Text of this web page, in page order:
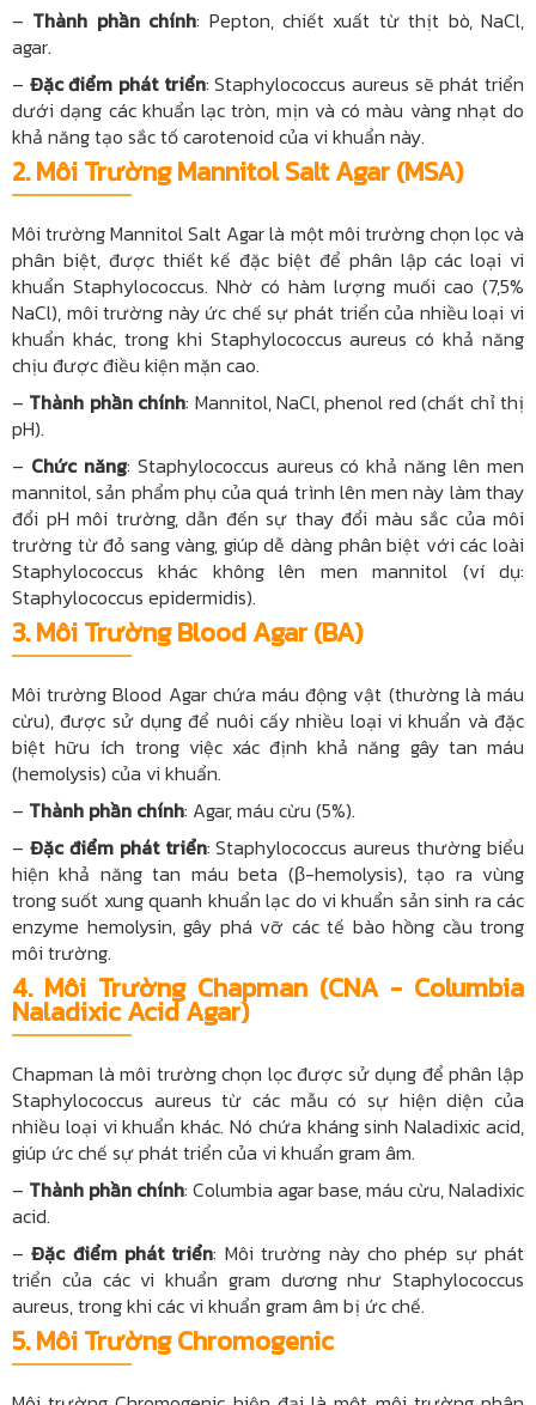
– Thành phần chính: Pepton, chiết xuất từ thịt bò, NaCl,
agar.
– Đặc điểm phát triển: Staphylococcus aureus sẽ phát triển
dưới dạng các khuẩn lạc tròn, mịn và có màu vàng nhạt do
khả năng tạo sắc tố carotenoid của vi khuẩn này.
2.Môi Trường Mannitol Salt Agar (MSA)
Môi trường Mannitol Salt Agar là một môi trường chọn lọc và
phân biệt, được thiết kế đặc biệt để phân lập các loại vi
khuẩn Staphylococcus. Nhờ có hàm lượng muối cao (7,5%
NaCl), môi trường này ức chế sự phát triển của nhiều loại vi
khuẩn khác, trong khi Staphylococcus aureus có khả năng
chịu được điều kiện mặn cao.
– Thành phần chính: Mannitol, NaCl, phenol red (chất chỉ thị
pH).
– Chức năng: Staphylococcus aureus có khả năng lên men
mannitol, sản phẩm phụ của quá trình lên men này làm thay
đổi pH môi trường, dẫn đến sự thay đổi màu sắc của môi
trường từ đỏ sang vàng, giúp dễ dàng phân biệt với các loài
Staphylococcus khác không lên men mannitol (ví dụ:
Staphylococcus epidermidis).
3.Môi Trường Blood Agar (BA)
Môi trường Blood Agar chứa máu động vật (thường là máu
cừu), được sử dụng để nuôi cấy nhiều loại vi khuẩn và đặc
biệt hữu ích trong việc xác định khả năng gây tan máu
(hemolysis) của vi khuẩn.
– Thành phần chính: Agar, máu cừu (5%).
– Đặc điểm phát triển: Staphylococcus aureus thường biểu
hiện khả năng tan máu beta (β-hemolysis), tạo ra vùng
trong suốt xung quanh khuẩn lạc do vi khuẩn sản sinh ra các
enzyme hemolysin, gây phá vỡ các tế bào hồng cầu trong
môi trường.
4. Môi Trường Chapman (CNA - Columbia
Naladixic Acid Agar)
Chapman là môi trường chọn lọc được sử dụng để phân lập
Staphylococcus aureus từ các mẫu có sự hiện diện của
nhiều loại vi khuẩn khác. Nó chứa kháng sinh Naladixic acid,
giúp ức chế sự phát triển của vi khuẩn gram âm.
– Thành phần chính: Columbia agar base, máu cừu, Naladixic
acid.
–Đặc điểm phát triển: Môi trường này cho phép sự phát
triển của các vi khuẩn gram dương như Staphylococcus
aureus, trong khi các vi khuẩn gram âm bị ức chế.
5.Môi Trường Chromogenic